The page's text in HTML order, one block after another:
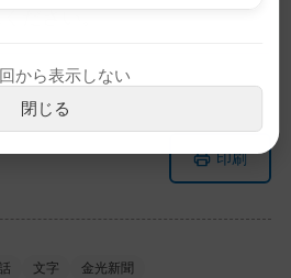
印刷
文字 金光新聞
から表示しない
閉じる